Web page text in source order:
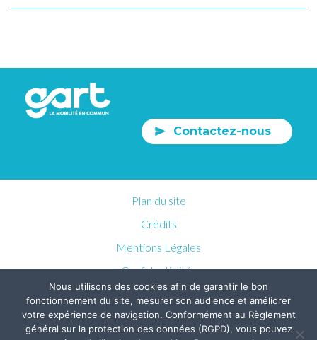
Contactez-nous
Plan du site
Crédits
Mentions Légales
Confidentialités
Nous utilisons des cookies afin de garantir le bon
fonctionnement du site, mesurer son audience et améliorer
votre expérience de navigation. Conformément au Règlement
général sur la protection des données (RGPD), vous pouvez